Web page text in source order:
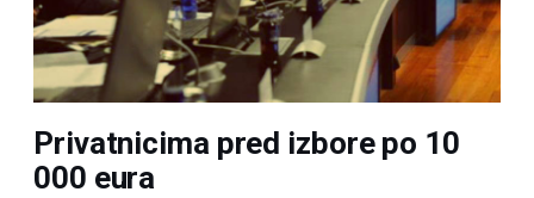
Privatnicima pred izbore po 10
000 eura